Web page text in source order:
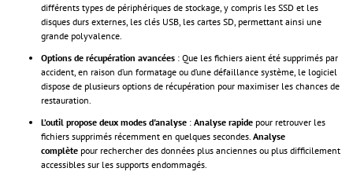
différents types de périphériques de stockage, y compris les SSD et les
disques durs externes, les clés USB, les cartes SD, permettant ainsi une
grande polyvalence.
Options de récupération avancées : Que les fichiers aient été supprimés par
accident, en raison d’un formatage ou d’une défaillance système, le logiciel
dispose de plusieurs options de récupération pour maximiser les chances de
restauration.
L’outil propose deux modes d'analyse : Analyse rapide pour retrouver les
fichiers supprimés récemment en quelques secondes. Analyse
complète pour rechercher des données plus anciennes ou plus difficilement
accessibles sur les supports endommagés.